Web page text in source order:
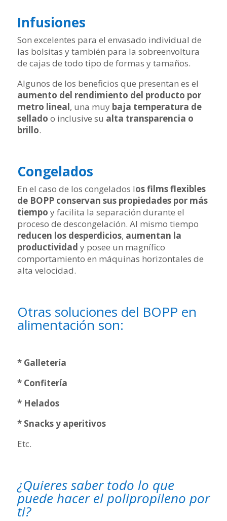
Infusiones
Son excelentes para el envasado individual de
las bolsitas y también para la sobreenvoltura
de cajas de todo tipo de formas y tamaños.
Algunos de los beneficios que presentan es el
aumento del rendimiento del producto por
metro lineal, una muy baja temperatura de
sellado o inclusive su alta transparencia o
brillo.
Congelados
En el caso de los congelados los films flexibles
de BOPP conservan sus propiedades por más
tiempo y facilita la separación durante el
proceso de descongelación. Al mismo tiempo
reducen los desperdicios, aumentan la
productividad y posee un magnífico
comportamiento en máquinas horizontales de
alta velocidad.
Otras soluciones del BOPP en
alimentación son:
* Galletería
* Confitería
* Helados
* Snacks y aperitivos
Etc.
¿Quieres saber todo lo que
puede hacer el polipropileno por
ti?